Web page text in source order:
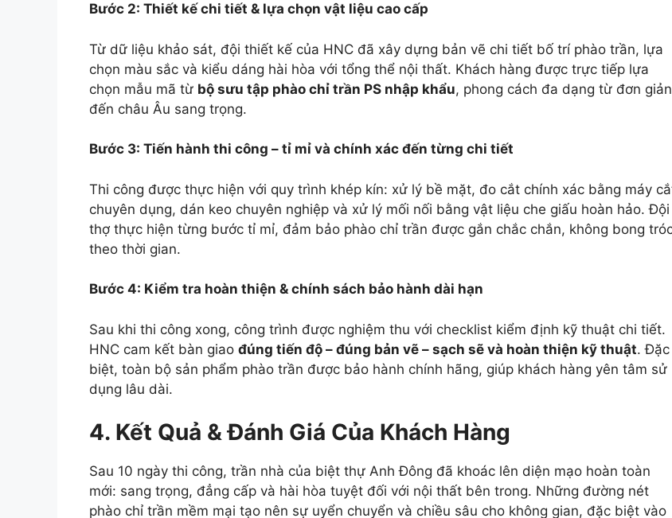
Bước 2: Thiết kế chi tiết & lựa chọn vật liệu cao cấp
Từ dữ liệu khảo sát, đội thiết kế của HNC đã xây dựng bản vẽ chi tiết bố trí phào trần, lựa
chọn màu sắc và kiểu dáng hài hòa với tổng thể nội thất. Khách hàng được trực tiếp lựa
chọn mẫu mã từ bộ sưu tập phào chỉ trần PS nhập khẩu, phong cách đa dạng từ đơn giản
đến châu Âu sang trọng.
Bước 3: Tiến hành thi công – tỉ mỉ và chính xác đến từng chi tiết
Thi công được thực hiện với quy trình khép kín: xử lý bề mặt, đo cắt chính xác bằng máy
chuyên dụng, dán keo chuyên nghiệp và xử lý mối nối bằng vật liệu che giấu hoàn hảo. Đội
thợ thực hiện từng bước tỉ mỉ, đảm bảo phào chỉ trần được gắn chắc chắn, không bong
theo thời gian.
Bước 4: Kiểm tra hoàn thiện & chính sách bảo hành dài hạn
Sau khi thi công xong, công trình được nghiệm thu với checklist kiểm định kỹ thuật chi tiết.
HNC cam kết bàn giao đúng tiến độ – đúng bản vẽ – sạch sẽ và hoàn thiện kỹ thuật. Đặc
biệt, toàn bộ sản phẩm phào trần được bảo hành chính hãng, giúp khách hàng yên tâm sử
dụng lâu dài.
4. Kết Quả & Đánh Giá Của Khách Hàng
Sau 10 ngày thi công, trần nhà của biệt thự Anh Đông đã khoác lên diện mạo hoàn toàn
mới: sang trọng, đẳng cấp và hài hòa tuyệt đối với nội thất bên trong. Những đường nét
phào chỉ trần mềm mại tạo nên sự uyển chuyển và chiều sâu cho không gian, đặc biệt vào